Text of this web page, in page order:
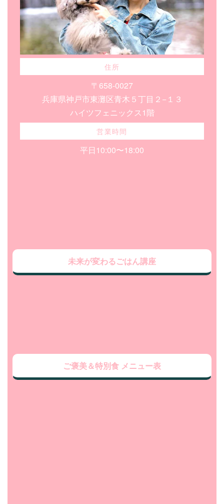
住所
〒658-0027
兵庫県神戸市東灘区青木５丁目２−１３
ハイツフェニックス1階
営業時間
平日10:00〜18:00
未来が変わるごはん講座
ご褒美＆特別食 メニュー表